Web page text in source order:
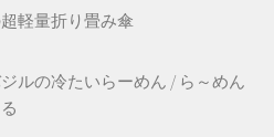
軽量折り畳み傘
ルの冷たいらーめん / ら～めん